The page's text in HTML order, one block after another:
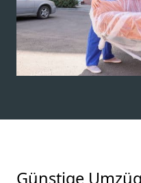
Günstige